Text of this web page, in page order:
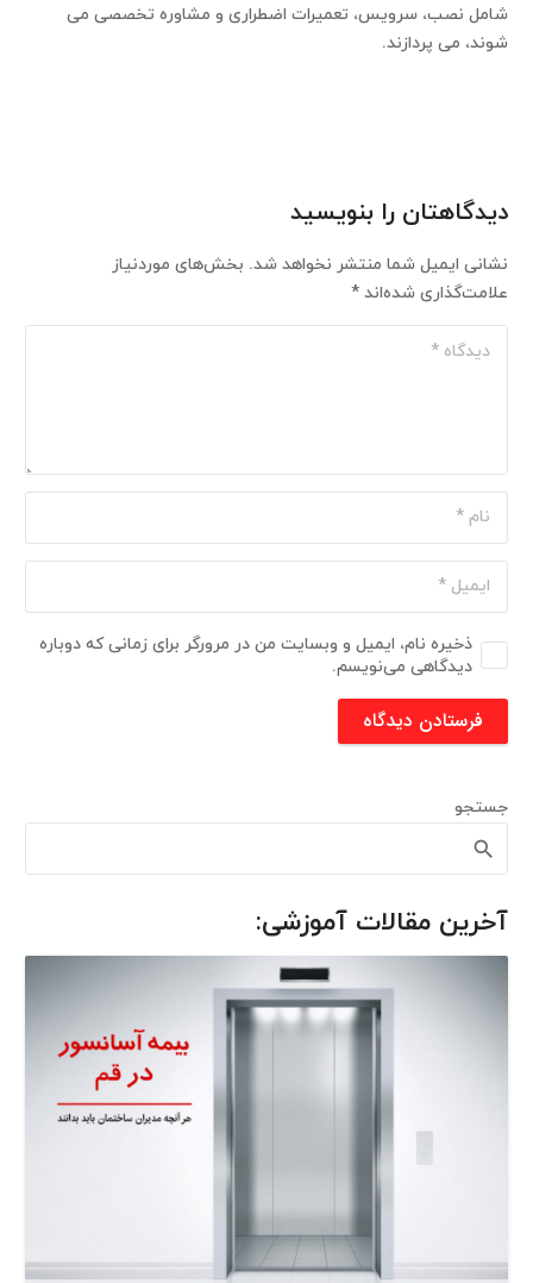
شامل نصب، سرویس، تعمیرات اضطراری و مشاوره تخصصی می
شوند، می پردازند.
دیدگاهتان را بنویسید
نشانی ایمیل شما منتشر نخواهد شد. بخش‌های موردنیاز
علامت‌گذاری شده‌اند *
ذخیره نام، ایمیل و وبسایت من در مرورگر برای زمانی که دوباره
دیدگاهی می‌نویسم.
فرستادن دیدگاه
جستجو
آخرین مقالات آموزشی: